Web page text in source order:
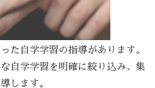
た自学学習の指導があります。
自学学習を明確に絞り込み、集
します。